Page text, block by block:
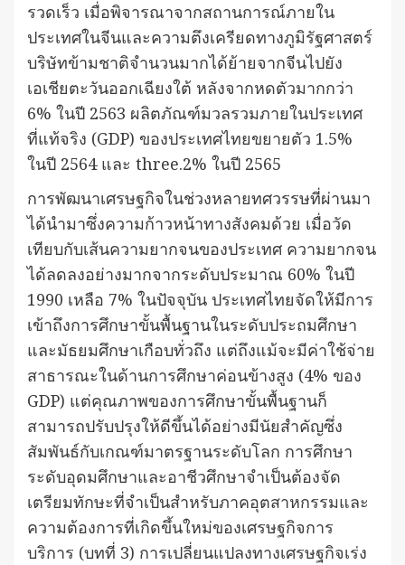
รวดเร็ว เมื่อพิจารณาจากสถานการณ์ภายใน
ประเทศในจีนและความตึงเครียดทางภูมิรัฐศาสตร์
บริษัทข้ามชาติจำนวนมากได้ย้ายจากจีนไปยัง
เอเชียตะวันออกเฉียงใต้ หลังจากหดตัวมากกว่า
6% ในปี 2563 ผลิตภัณฑ์มวลรวมภายในประเทศ
ที่แท้จริง (GDP) ของประเทศไทยขยายตัว 1.5%
ในปี 2564 และ three.2% ในปี 2565
การพัฒนาเศรษฐกิจในช่วงหลายทศวรรษที่ผ่านมา
ได้นำมาซึ่งความก้าวหน้าทางสังคมด้วย เมื่อวัด
เทียบกับเส้นความยากจนของประเทศ ความยากจน
ได้ลดลงอย่างมากจากระดับประมาณ 60% ในปี
1990 เหลือ 7% ในปัจจุบัน ประเทศไทยจัดให้มีการ
เข้าถึงการศึกษาขั้นพื้นฐานในระดับประถมศึกษา
และมัธยมศึกษาเกือบทั่วถึง แต่ถึงแม้จะมีค่าใช้จ่าย
สาธารณะในด้านการศึกษาค่อนข้างสูง (4% ของ
GDP) แต่คุณภาพของการศึกษาขั้นพื้นฐานก็
สามารถปรับปรุงให้ดีขึ้นได้อย่างมีนัยสำคัญซึ่ง
สัมพันธ์กับเกณฑ์มาตรฐานระดับโลก การศึกษา
ระดับอุดมศึกษาและอาชีวศึกษาจำเป็นต้องจัด
เตรียมทักษะที่จำเป็นสำหรับภาคอุตสาหกรรมและ
ความต้องการที่เกิดขึ้นใหม่ของเศรษฐกิจการ
บริการ (บทที่ 3) การเปลี่ยนแปลงทางเศรษฐกิจเร่ง